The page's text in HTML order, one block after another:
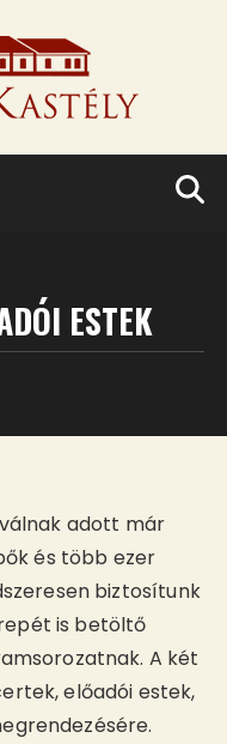
ESTEK
adott már
és több ezer
biztosítunk
is betöltő
A két
előadói estek,